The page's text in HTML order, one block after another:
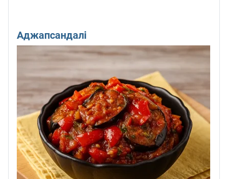
Аджапсандалі